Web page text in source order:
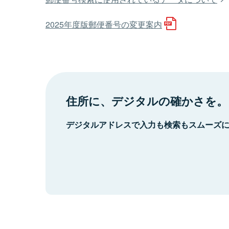
2025年度版郵便番号の変更案内
住所に、デジタルの確かさを。
デジタルアドレスで入力も検索もスムーズ